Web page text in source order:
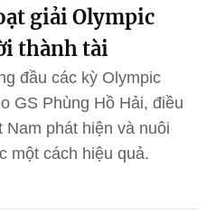
giải Olympic
thành tài
đầu các kỳ Olympic
GS Phùng Hồ Hải, điều
Nam phát hiện và nuôi
một cách hiệu quả.